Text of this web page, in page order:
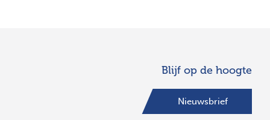
Blijf op de hoogte
Nieuwsbrief